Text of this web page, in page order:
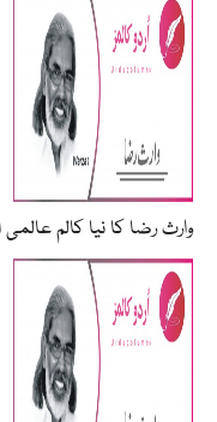
وارث رضا کا نیا کالم